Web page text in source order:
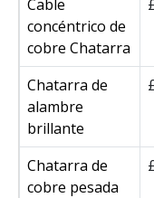
Cable
concéntrico de
cobre Chatarra
Chatarra de
alambre
brillante
Chatarra de
cobre pesada